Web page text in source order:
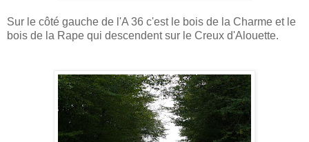
Sur le côté gauche de l'A 36 c'est le bois de la Charme et le
bois de la Rape qui descendent sur le Creux d'Alouette.